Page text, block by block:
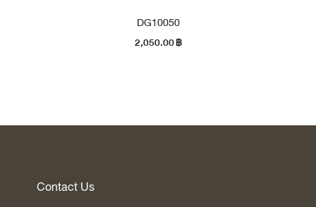
DG10050
2,050.00฿
Contact Us